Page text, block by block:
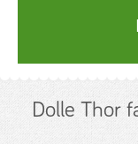
Dolle Thor